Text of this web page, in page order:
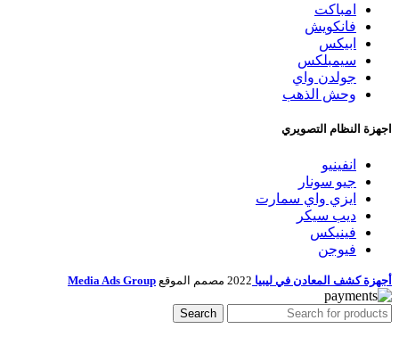
امباكت
فانكويش
ابيكس
سيمبلكس
جولدن واي
وحش الذهب
اجهزة النظام التصويري
انفينيو
جيو سونار
ايزي واي سمارت
ديب سيكر
فينيكس
فيوجن
أجهزة كشف المعادن في ليبيا 2022 مصمم الموقع Media Ads Group
Search